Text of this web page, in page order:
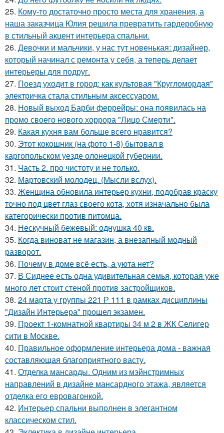
25. Кому-то достаточно просто места для хранения, а
наша заказчица Юлия решила превратить гардеробную
в стильный акцент интерьера спальни.
26. Девочки и мальчики, у нас тут новенькая: дизайнер,
который начинал с ремонта у себя, а теперь делает
интерьеры для подруг.
27. Поезд уходит в город: как культовая "Кругломордая"
электричка стала стильным аксессуаром.
28. Новый выход Барби феррейры: она появилась на
промо своего нового хоррора "Лицо Смерти".
29. Какая кухня вам больше всего нравится?
30. Этот кокошник (на фото 1-8) бытовал в
каргопольском уезде олонецкой губернии.
31. Часть 2. про чистоту и не только.
32. Мартовский молодец. (Мысли вслух).
33. Женщина обновила интерьер кухни, подобрав краску
точно под цвет глаз своего кота, хотя изначально была
категорически против питомца.
34. Нескучный бежевый: однушка 40 кв.
35. Когда виноват не магазин, а внезапный модный
разворот.
36. Почему в доме всё есть, а уюта нет?
37. В Сиднее есть одна удивительная семья, которая уже
много лет стоит стеной против застройщиков.
38. 24 марта у группы 221 Р 111 в рамках дисциплины
"Дизайн Интерьера" прошел экзамен.
39. Проект 1-комнатной квартиры 34 м 2 в ЖК Селигер
сити в Москве.
40. Правильное оформление интерьера дома - важная
составляющая благоприятного васту.
41. Отделка мансарды. Одним из мэйнстримных
направлений в дизайне мансардного этажа, является
отделка его евровагонкой.
42. Интерьер спальни выполнен в элегантном
классическом стил.